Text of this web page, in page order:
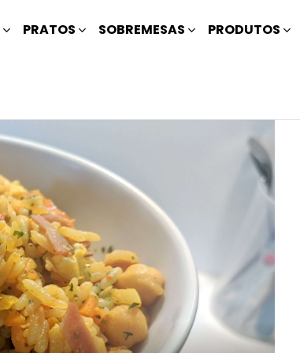
PRATOS SOBREMESAS PRODUTOS